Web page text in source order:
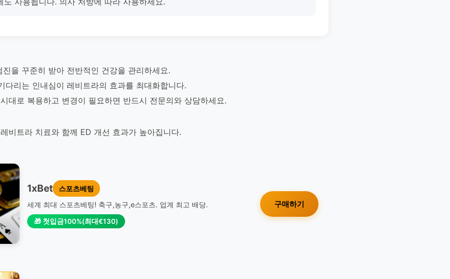
을 꾸준히 받아 전반적인 건강을 관리하세요.
다리는 인내심이 레비트라의 효과를 최대화합니다.
대로 복용하고 변경이 필요하면 반드시 전문의와 상담하세요.
비트라 치료와 함께 ED 개선 효과가 높아집니다.
1xBet
스포츠베팅
세계 최대 스포츠베팅! 축구,농구,e스포츠. 업계 최고 배당.
🎁 첫입금100%(최대€130)
구매하기